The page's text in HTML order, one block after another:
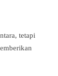
tetapi